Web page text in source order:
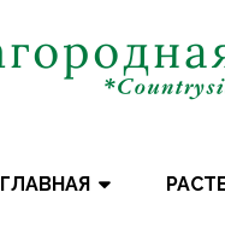
ГЛАВНАЯ